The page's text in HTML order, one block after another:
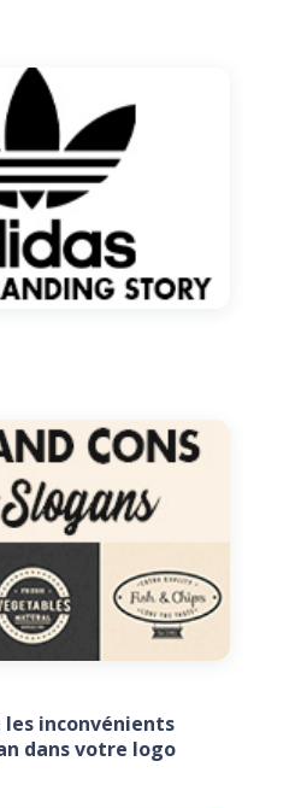
inconvénients
dans votre logo